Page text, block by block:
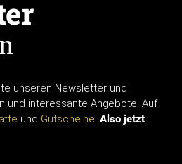
unseren Newsletter und
und interessante Angebote. Auf
und Gutscheine. Also jetzt